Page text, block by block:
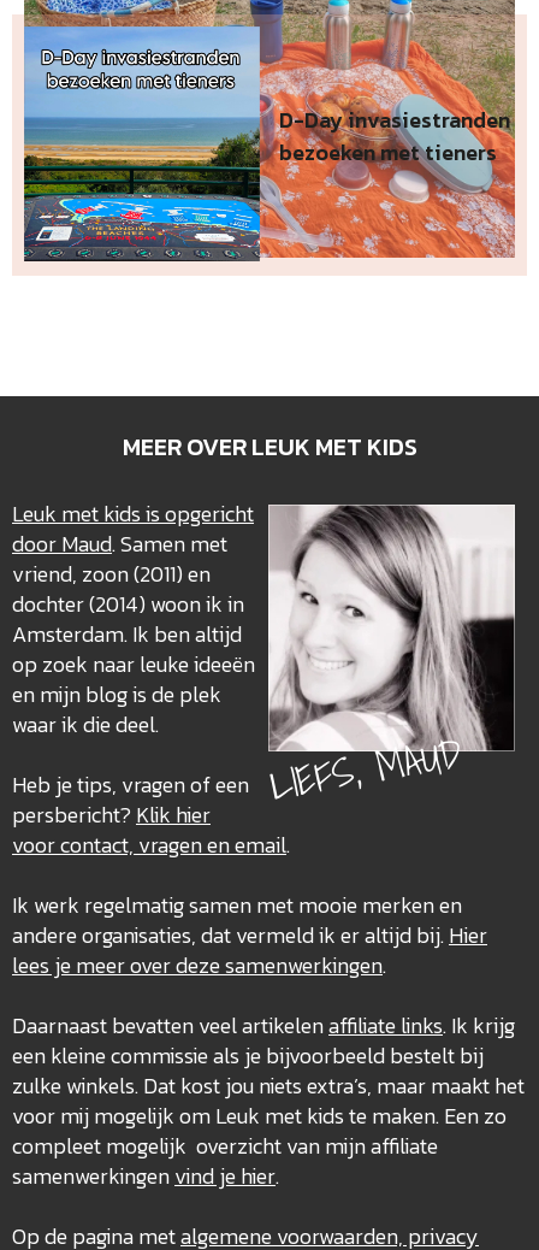
D-Day invasiestranden
bezoeken met tieners
MEER OVER LEUK MET KIDS
LIEFS, MAUD
Leuk met kids is opgericht
door Maud. Samen met
vriend, zoon (2011) en
dochter (2014) woon ik in
Amsterdam. Ik ben altijd
op zoek naar leuke ideeën
en mijn blog is de plek
waar ik die deel.
Heb je tips, vragen of een
persbericht?Klik hier
voor contact, vragen en email.
Ik werk regelmatig samen met mooie merken en
andere organisaties, dat vermeld ik er altijd bij.Hier
lees je meer over dezesamenwerkingen.
Daarnaast bevatten veel artikelenaffiliate links. Ik krijg
een kleine commissie als je bijvoorbeeld bestelt bij
zulke winkels. Dat kost jou niets extra’s, maar maakt het
voor mij mogelijk om Leuk met kids te maken. Een zo
compleet mogelijk overzicht van mijn affiliate
samenwerkingenvind je hier.
Op de pagina metalgemene voorwaarden, privacy